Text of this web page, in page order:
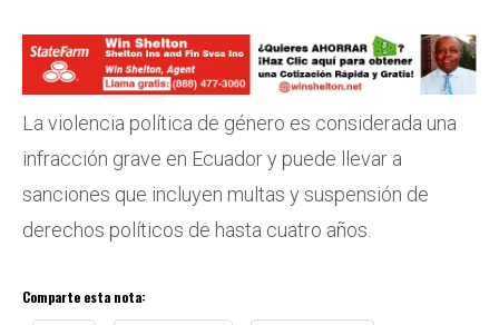
La violencia política de género es considerada una
infracción grave en Ecuador y puede llevar a
sanciones que incluyen multas y suspensión de
derechos políticos de hasta cuatro años.
Comparte esta nota: